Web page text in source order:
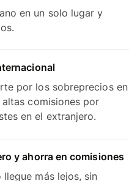
en un solo lugar y
por los sobreprecios en
comisiones por
en el extranjero.
y ahorra en comisiones
más lejos, sin